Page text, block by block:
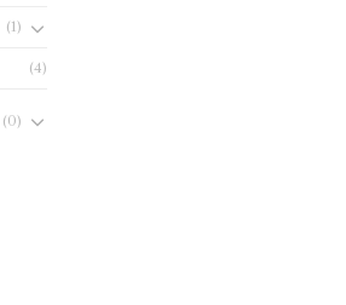
(1)
(4)
(0)